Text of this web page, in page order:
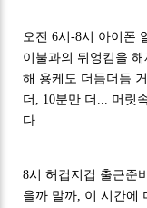
오전 6시-8시 아이폰
이불과의 뒤엉킴을
해 용케도 더듬더듬
더, 10분만 더... 머릿
다.
8시 허겁지겁 출근준
을까 말까, 이 시간에